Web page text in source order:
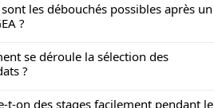
les débouchés possibles après un
?
se déroule la sélection des
?
t-on des stages facilement pendant le